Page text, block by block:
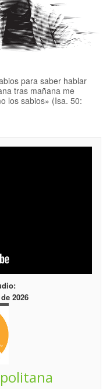
para saber hablar
tras mañana me
los sabios» (Isa. 50:
2026